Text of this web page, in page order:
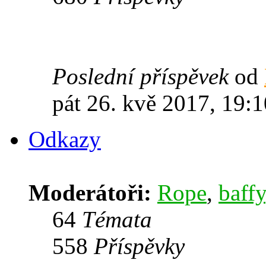
Poslední příspěvekod
pát 26. kvě 2017,
Odkazy
Moderátoři: Rope, baffy
64 Témata
558 Příspěvky